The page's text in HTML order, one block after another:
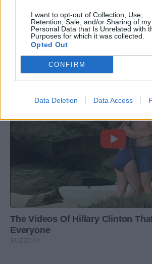
I want to opt-out of Collection, Use,
Retention, Sale, and/or Sharing of my
Personal Data that Is Unrelated with
Purposes for which it was collected.
Opted Out
CONFIRM
Data Deletion Data Access